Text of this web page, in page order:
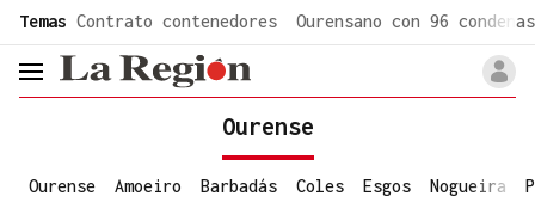
Temas Contrato contenedores Ourensano con 96 condenas
header.menu.open
Ourense
Ourense Amoeiro Barbadás Coles Esgos Nogueira